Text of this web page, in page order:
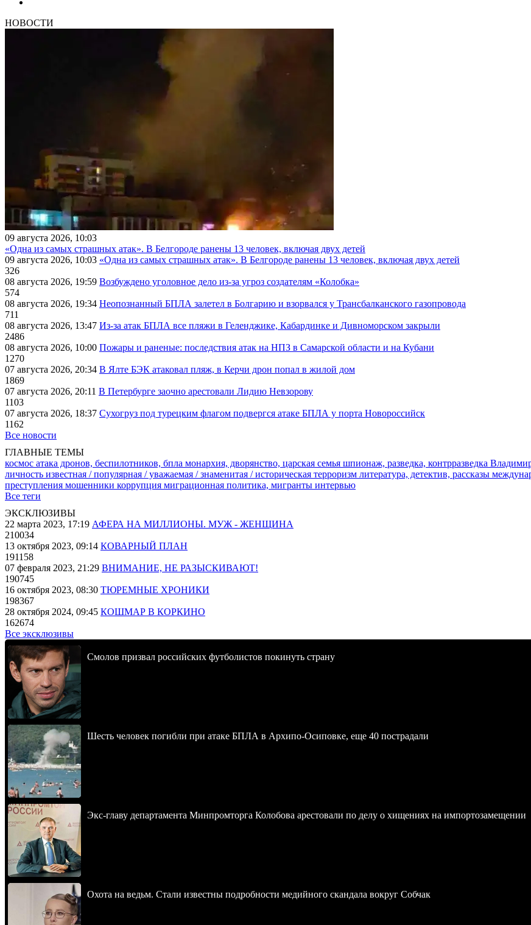
НОВОСТИ
09 августа 2026, 10:03
«Одна из самых страшных атак». В Белгороде ранены 13 человек, включая двух детей
09 августа 2026, 10:03 «Одна из самых страшных атак». В Белгороде ранены 13 человек, включая двух детей
326
08 августа 2026, 19:59 Возбуждено уголовное дело из-за угроз создателям «Колобка»
574
08 августа 2026, 19:34 Неопознанный БПЛА залетел в Болгарию и взорвался у Трансбалканского газопровода
711
08 августа 2026, 13:47 Из-за атак БПЛА все пляжи в Геленджике, Кабардинке и Дивноморском закрыли
2486
08 августа 2026, 10:00 Пожары и раненые: последствия атак на НПЗ в Самарской области и на Кубани
1270
07 августа 2026, 20:34 В Ялте БЭК атаковал пляж, в Керчи дрон попал в жилой дом
1869
07 августа 2026, 20:11 В Петербурге заочно арестовали Лидию Невзорову
1103
07 августа 2026, 18:37 Сухогруз под турецким флагом подвергся атаке БПЛА у порта Новороссийск
1162
Все новости
ГЛАВНЫЕ ТЕМЫ
космос атака дронов, беспилотников, бпла монархия, дворянство, царская семья шпионаж, разведка, контрразведка
личность известная / популярная / уважаемая / знаменитая / историческая терроризм литература, детектив, рассказы
преступления мошенники коррупция миграционная политика, мигранты интервью
Все теги
ЭКСКЛЮЗИВЫ
22 марта 2023, 17:19 АФЕРА НА МИЛЛИОНЫ. МУЖ - ЖЕНЩИНА
210034
13 октября 2023, 09:14 КОВАРНЫЙ ПЛАН
191158
07 февраля 2023, 21:29 ВНИМАНИЕ, НЕ РАЗЫСКИВАЮТ!
190745
16 октября 2023, 08:30 ТЮРЕМНЫЕ ХРОНИКИ
198367
28 октября 2024, 09:45 КОШМАР В КОРКИНО
162674
Все эксклюзивы
Смолов призвал российских футболистов покинуть страну
Шесть человек погибли при атаке БПЛА в Архипо-Осиповке, еще 40 пострадали
Экс-главу департамента Минпромторга Колобова арестовали по делу о хищениях на импортозамещении
Охота на ведьм. Стали известны подробности медийного скандала вокруг Собчак